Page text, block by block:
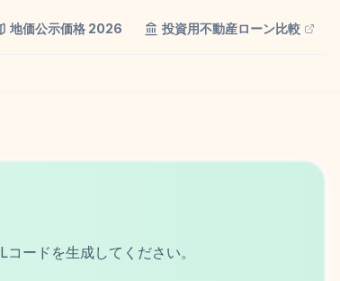
地価公示価格 2026 投資用不動産ローン比較
ードを生成してください。